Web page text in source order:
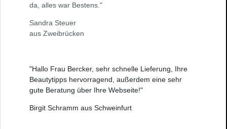
da, alles war Bestens."
Sandra Steuer
aus Zweibrücken
"Hallo Frau Bercker, sehr schnelle Lieferung, Ihre
Beautytipps hervorragend, außerdem eine sehr
gute Beratung über Ihre Webseite!"
Birgit Schramm aus Schweinfurt